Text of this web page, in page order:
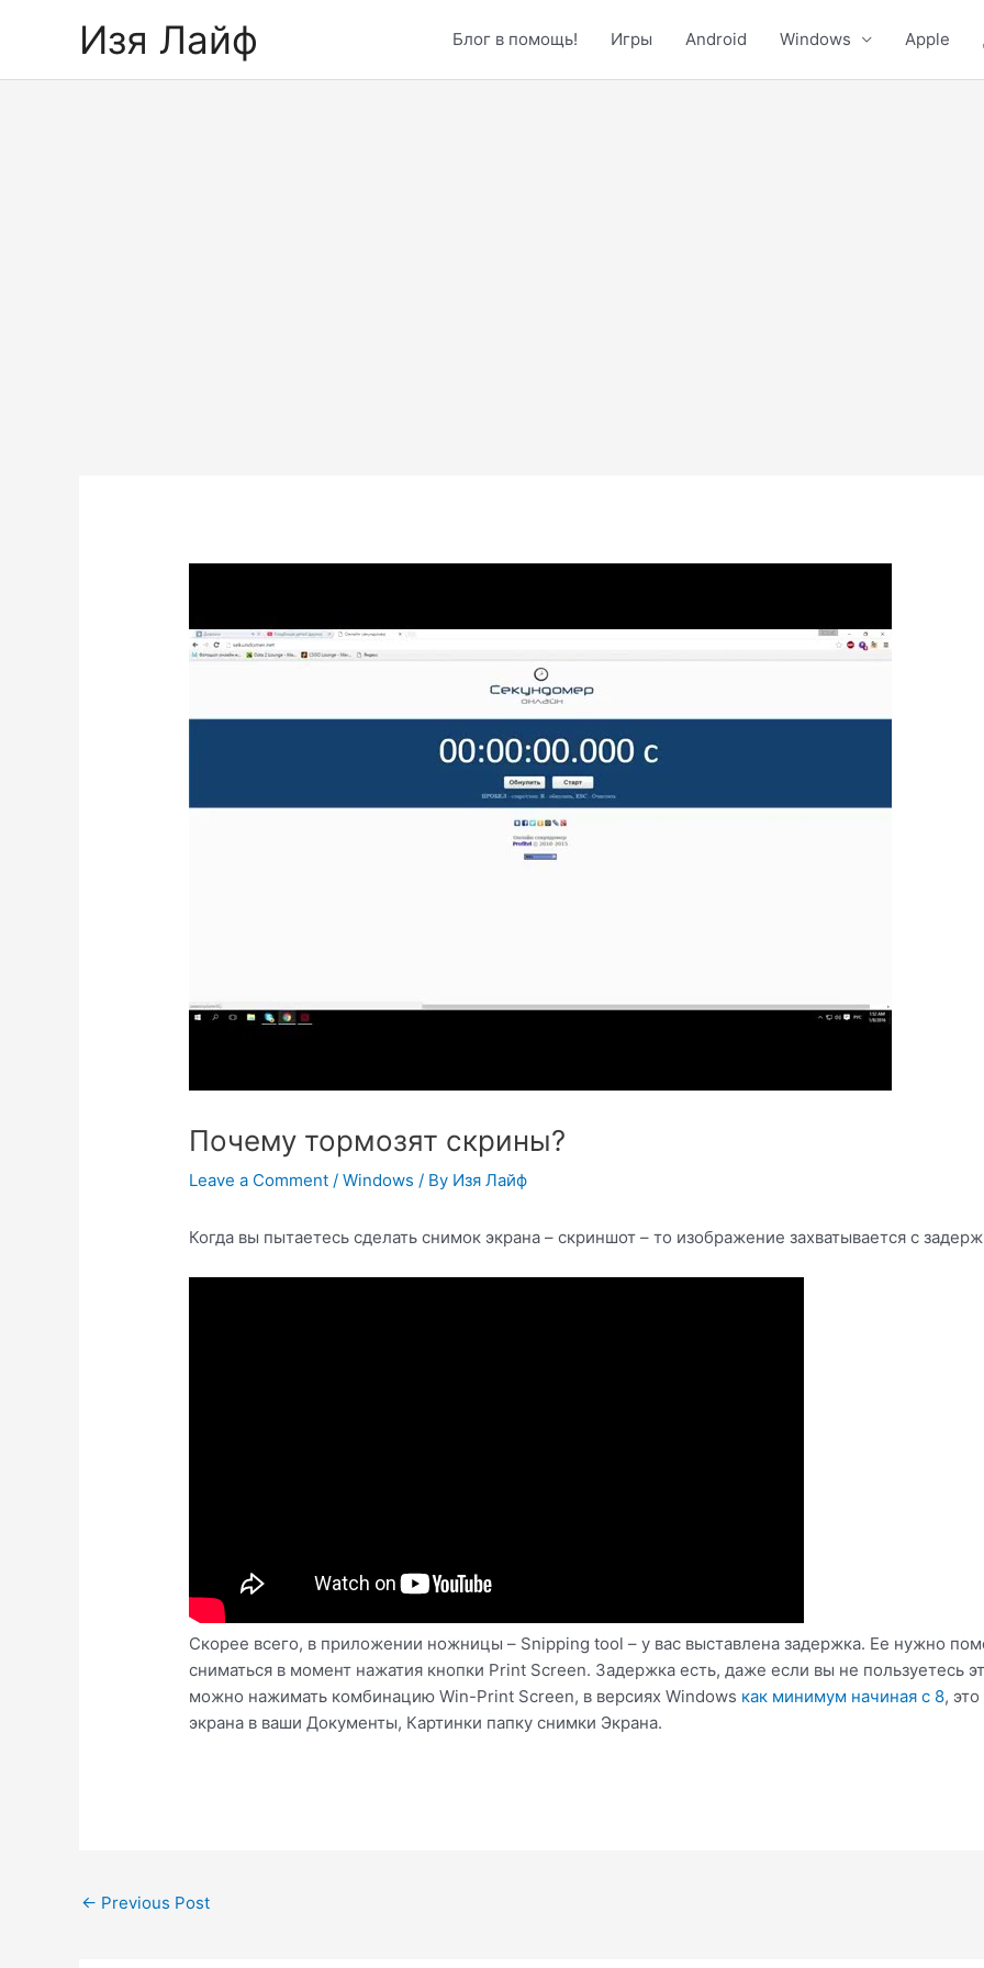
Изя Лайф Блог в помощь! Игры Android Windows Apple
Почему тормозят скрины?
Leave a Comment /Windows / By Изя Лайф
Когда вы пытаетесь сделать снимок экрана – скриншот – то изображение захватывается с
Скорее всего, в приложении ножницы – Snipping tool – у вас выставлена задержка. Ее нужно
сниматься в момент нажатия кнопки Print Screen. Задержка есть, даже если вы не
можно нажимать комбинацию Win-Print Screen, в версиях Windows как минимум начиная с 8,
экрана в ваши Документы, Картинки папку снимки Экрана.
Post
← Previous Post